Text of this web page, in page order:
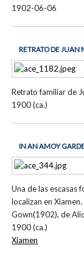
1902-06-06
RETRATO DE JUAN
Retrato familiar de
1900 (ca.)
IN AN AMOY
Una de las escasas
localizan en
Gown(1902), de
1900 (ca.)
Xiamen